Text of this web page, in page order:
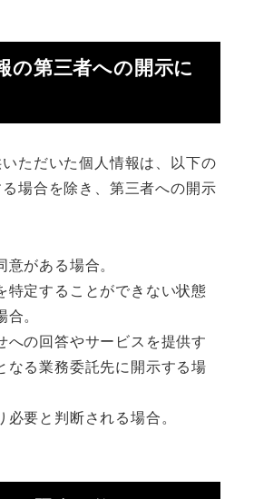
の第三者への開示に
ただいた個人情報は、以下の
場合を除き、第三者への開示
がある場合。
特定することができない状態
。
への回答やサービスを提供す
なる業務委託先に開示する場
要と判断される場合。